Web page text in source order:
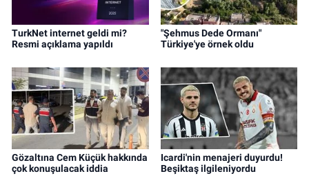
TurkNet internet geldi mi?
Resmi açıklama yapıldı
"Şehmus Dede Ormanı"
Türkiye'ye örnek oldu
Gözaltına Cem Küçük hakkında
çok konuşulacak iddia
Icardi'nin menajeri duyurdu!
Beşiktaş ilgileniyordu